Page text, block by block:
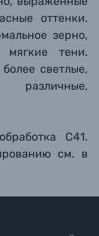
оттенки.
зерно,
тени.
светлые,
C41.
см. в